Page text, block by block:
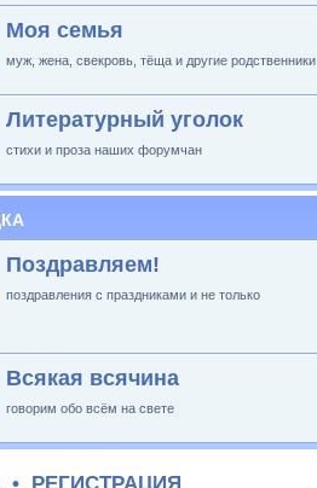
Моя семья
муж, жена, свекровь, тёща и другие родственники
Литературный уголок
стихи и проза наших форумчан
Поздравляем!
поздравления с праздниками и не только
Всякая всячина
говорим обо всём на свете